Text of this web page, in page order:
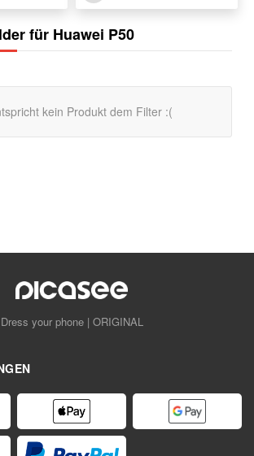
für Huawei P50
kein Produkt dem Filter :(
Dress your phone | ORIGINAL